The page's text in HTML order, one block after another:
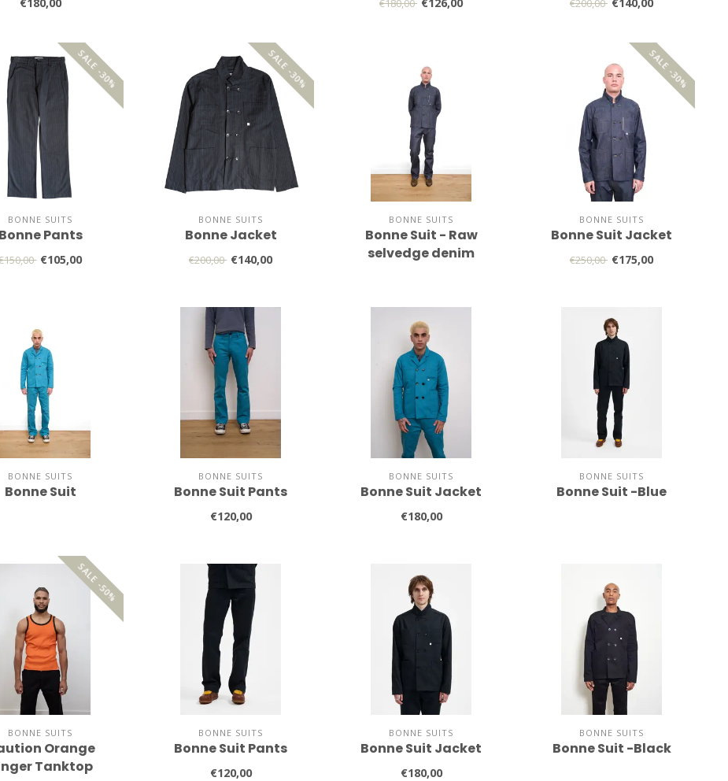
€180,00 €180,00 €126,00 €200,00 €140,00
SALE -30%
BONNE SUITS
Bonne Pants
€105,00
SALE -30%
BONNE SUITS
Bonne Jacket
€200,00 €140,00
BONNE SUITS
Bonne Suit - Raw
selvedge denim
SALE -30%
BONNE SUITS
Bonne Suit Jacket
€250,00 €175,00
BONNE SUITS
Bonne Suit
BONNE SUITS
Bonne Suit Pants
€120,00
BONNE SUITS
Bonne Suit Jacket
€180,00
BONNE SUITS
Bonne Suit -Blue
SALE -50%
BONNE SUITS
Orange
Tanktop
BONNE SUITS
Bonne Suit Pants
€120,00
BONNE SUITS
Bonne Suit Jacket
€180,00
BONNE SUITS
Bonne Suit -Black